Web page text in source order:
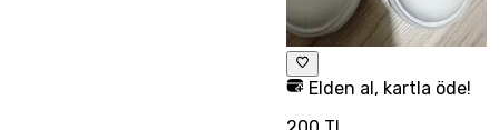
Elden al, kartla öde!